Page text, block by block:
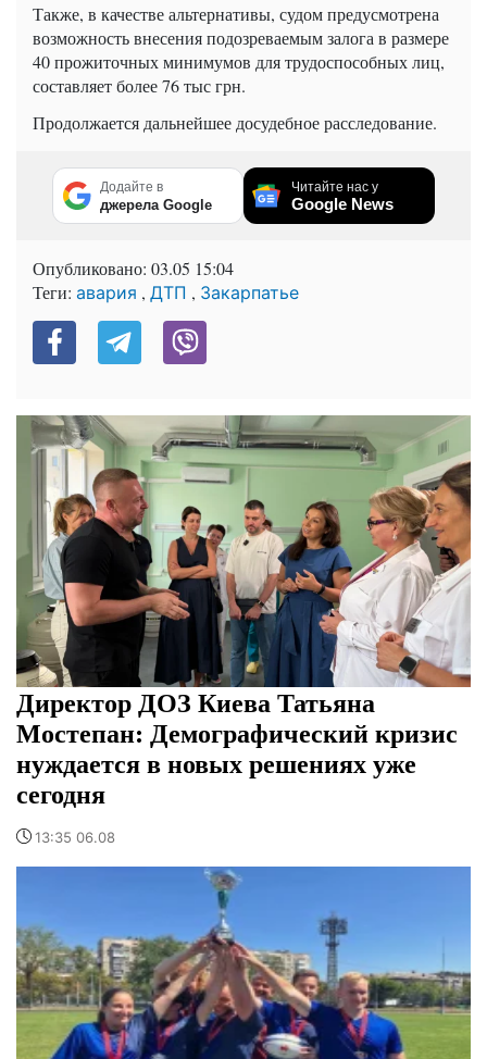
Также, в качестве альтернативы, судом предусмотрена
возможность внесения подозреваемым залога в размере
40 прожиточных минимумов для трудоспособных лиц,
составляет более 76 тыс грн.
Продолжается дальнейшее досудебное расследование.
Додайте в
джерела Google
Читайте нас у
Google News
Опубликовано: 03.05 15:04
Теги: авария , ДТП , Закарпатье
Директор ДОЗ Киева Татьяна
Мостепан: Демографический кризис
нуждается в новых решениях уже
сегодня
13:35 06.08